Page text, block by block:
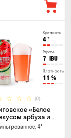
Крепость
4°
Горечь
7 IBU
Плотность
11 %
(0)
«Белое
арбуза и
4°